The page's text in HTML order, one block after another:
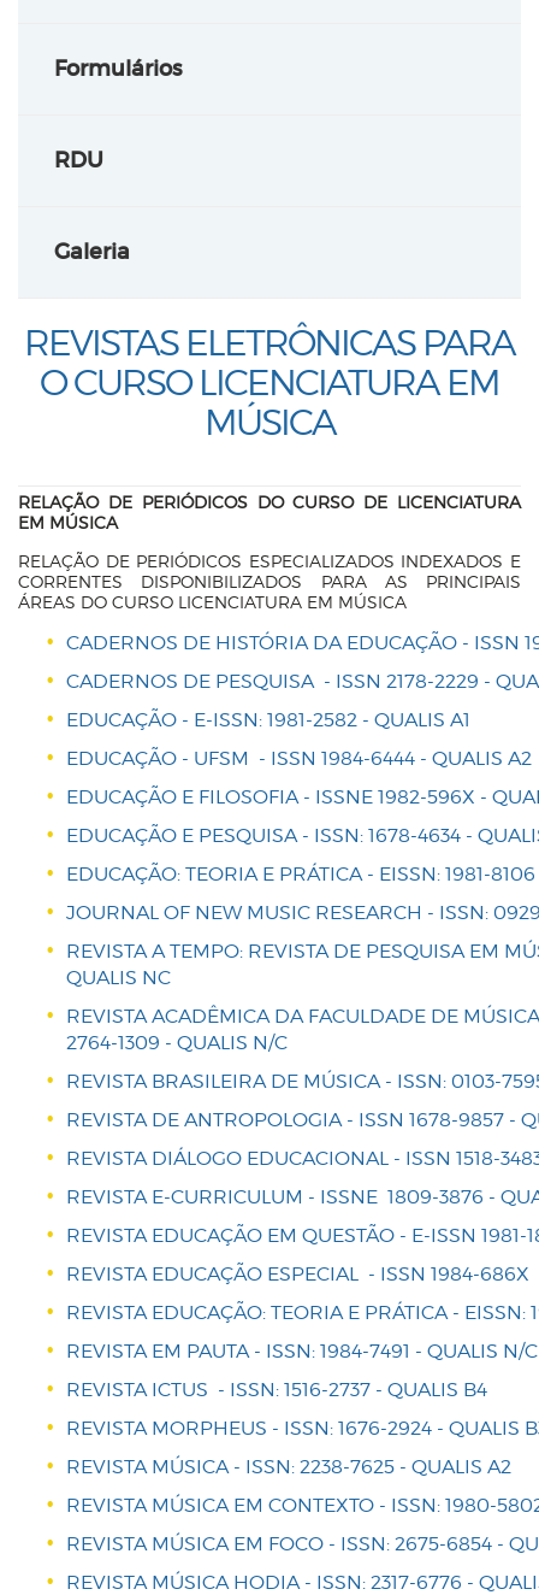
Formulários
RDU
Galeria
REVISTAS ELETRÔNICAS PARA
O CURSO LICENCIATURA EM
MÚSICA
RELAÇÃO DE PERIÓDICOS DO CURSO DE LICENCIATURA
EM MÚSICA
RELAÇÃO DE PERIÓDICOS ESPECIALIZADOS INDEXADOS E
CORRENTES DISPONIBILIZADOS PARA AS PRINCIPAIS
ÁREAS DO CURSO LICENCIATURA EM MÚSICA
CADERNOS DE HISTÓRIA DA EDUCAÇÃO - ISSN
CADERNOS DE PESQUISA - ISSN 2178-2229 -
EDUCAÇÃO - E-ISSN: 1981-2582 - QUALIS A1
EDUCAÇÃO - UFSM - ISSN 1984-6444 - QUALIS A2
EDUCAÇÃO E FILOSOFIA - ISSNE 1982-596X -
EDUCAÇÃO E PESQUISA - ISSN: 1678-4634 -
EDUCAÇÃO: TEORIA E PRÁTICA - EISSN: 1981-
JOURNAL OF NEW MUSIC RESEARCH - ISSN:
REVISTA A TEMPO: REVISTA DE PESQUISA EM
QUALIS NC
REVISTA ACADÊMICA DA FACULDADE DE
2764-1309 - QUALIS N/C
REVISTA BRASILEIRA DE MÚSICA - ISSN: 0103-
REVISTA DE ANTROPOLOGIA - ISSN 1678-9857 -
REVISTA DIÁLOGO EDUCACIONAL - ISSN 1518-
REVISTA E-CURRICULUM - ISSNE 1809-3876 -
REVISTA EDUCAÇÃO EM QUESTÃO - E-ISSN 1981-
REVISTA EDUCAÇÃO ESPECIAL - ISSN 1984-686X
REVISTA EDUCAÇÃO: TEORIA E PRÁTICA -
REVISTA EM PAUTA - ISSN: 1984-7491 - QUALIS N/C
REVISTA ICTUS - ISSN: 1516-2737 - QUALIS B4
REVISTA MORPHEUS - ISSN: 1676-2924 - QUALIS
REVISTA MÚSICA - ISSN: 2238-7625 - QUALIS A2
REVISTA MÚSICA EM CONTEXTO - ISSN: 1980-
REVISTA MÚSICA EM FOCO - ISSN: 2675-6854 -
REVISTA MÚSICA HODIA - ISSN: 2317-6776 -